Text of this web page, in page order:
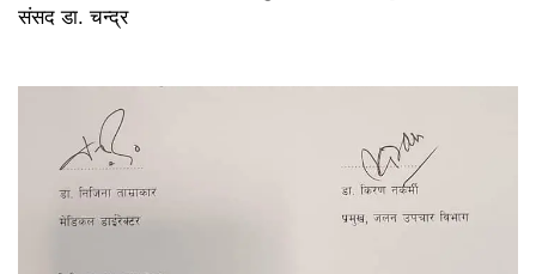
संसद डा. चन्द्र